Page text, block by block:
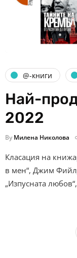
@-книги
Най-
2022
By Милена Николова
Класация на
в мен“, Джим
„Изпусната